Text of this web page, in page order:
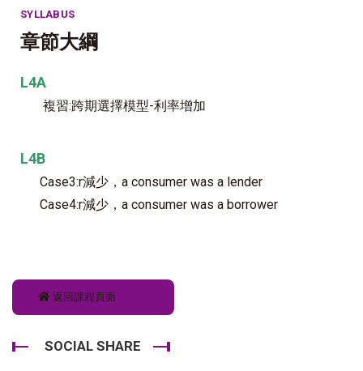
SYLLABUS
章節大綱
L4A
複習:跨期選擇模型-利率增加
L4B
Case3:r減少，a consumer was a lender
Case4:r減少，a consumer was a borrower
返回課程頁面
SOCIAL SHARE